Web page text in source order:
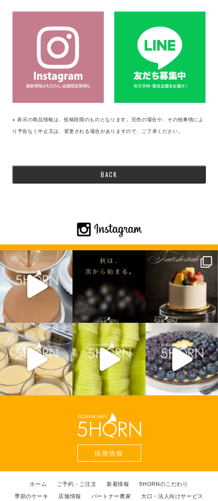
※ 表示の商品情報は、投稿段階のものとなります。完売の場合や、その他事情によ
り予告なく中止又は、変更される場合がありますので、ご了承ください。
BACK
採用情報
ホーム ご予約・ご注文 新着情報
5HORNのこだわり
季節のケーキ
店舗情報 パートナー農家 大口・法人向けサービス